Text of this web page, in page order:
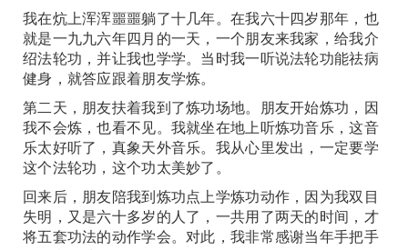
我在炕上浑浑噩噩躺了十几年。在我六十四岁那年，也
就是一九九六年四月的一天，一个朋友来我家，给我介
绍法轮功，并让我也学学。当时我一听说法轮功能祛病
健身，就答应跟着朋友学炼。
第二天，朋友扶着我到了炼功场地。朋友开始炼功，因
我不会炼，也看不见。我就坐在地上听炼功音乐，这音
乐太好听了，真象天外音乐。我从心里发出，一定要学
这个法轮功，这个功太美妙了。
回来后，朋友陪我到炼功点上学炼功动作，因为我双目
失明，又是六十多岁的人了，一共用了两天的时间，才
将五套功法的动作学会。对此，我非常感谢当年手把手